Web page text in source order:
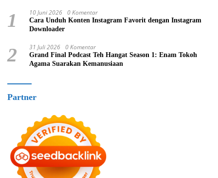
1 10 Juni 2026 0 Komentar
Cara Unduh Konten Instagram Favorit dengan Instagram
Downloader
2 31 Juli 2026 0 Komentar
Grand Final Podcast Teh Hangat Season 1: Enam Tokoh
Agama Suarakan Kemanusiaan
Partner